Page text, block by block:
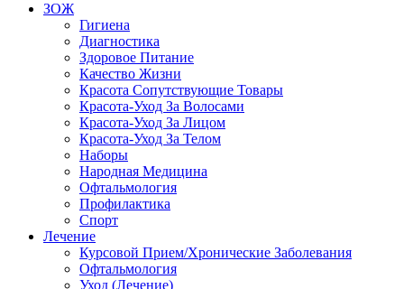
ЗОЖ
Гигиена
Диагностика
Здоровое Питание
Качество Жизни
Красота Сопутствующие Товары
Красота-Уход За Волосами
Красота-Уход За Лицом
Красота-Уход За Телом
Наборы
Народная Медицина
Офтальмология
Профилактика
Спорт
Лечение
Курсовой Прием/Хронические Заболевания
Офтальмология
Уход (Лечение)